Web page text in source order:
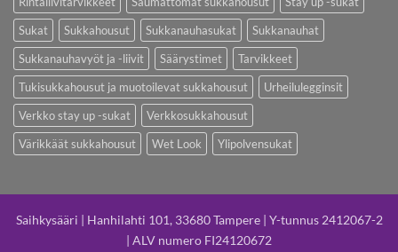
Sukat
Sukkahousut Sukkanauhasukat
Sukkanauhat
Sukkanauhavyöt ja -liivit
Säärystimet
Tarvikkeet
Tukisukkahousut ja muotoilevat sukkahousut
Urheilulegginsit
Verkko stay up -sukat
Verkkosukkahousut
Värikkäät sukkahousut
Wet Look Ylipolvensukat
Saihkysääri | Hanhilahti 101, 33680 Tampere | Y-tunnus 2412067-2
| ALV numero FI24120672